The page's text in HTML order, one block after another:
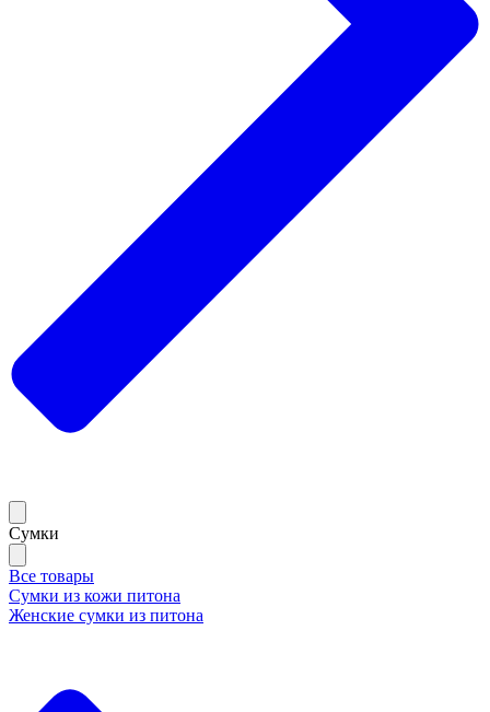
Сумки
Все товары
Сумки из кожи питона
Женские сумки из питона